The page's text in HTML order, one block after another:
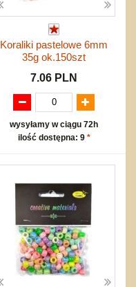
Koraliki pastelowe 6mm
35g ok.150szt
7.06 PLN
wysyłamy w ciągu 72h
ilość dostępna: 9 *